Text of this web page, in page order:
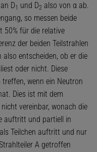
D1 und D2 also von α ab.
so messen beide
50% für die relative
der beiden Teilstrahlen
entscheiden, ob er die
oder nicht. Diese
wenn ein Neutron
Dies ist mit dem
vereinbar, wonach die
auftritt und partiell in
Teilchen auftritt und nur
A getroffen